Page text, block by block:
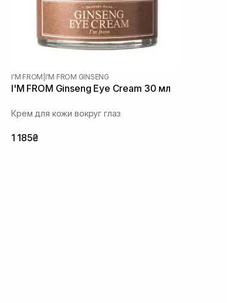
I'M FROM I'M FROM GINSENG
I'M FROM Ginseng Eye Cream 30 мл
Крем для кожи вокруг глаз
1 185₴